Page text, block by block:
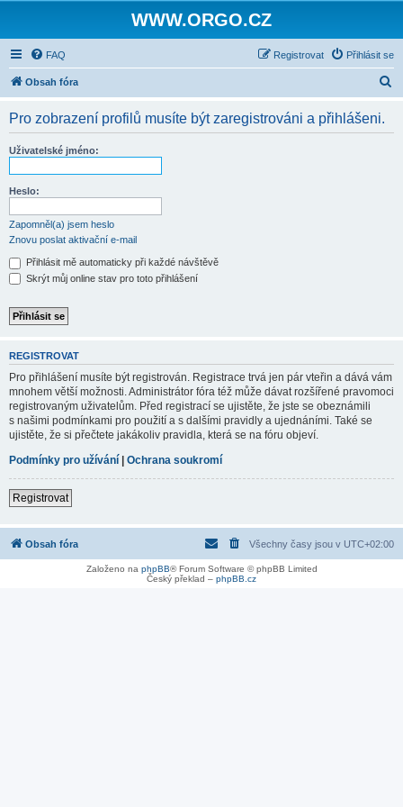
WWW.ORGO.CZ
FAQ Přihlásit se
Registrovat
Obsah fóra
Pro zobrazení profilů musíte být zaregistrováni a přihlášeni.
Uživatelské jméno:
Heslo:
Zapomněl(a) jsem heslo
Znovu poslat aktivační e-mail
Přihlásit mě automaticky při každé návštěvě
Skrýt můj online stav pro toto přihlášení
REGISTROVAT
Pro přihlášení musíte být registrován. Registrace trvá jen pár vteřin a dává vám
mnohem větší možnosti. Administrátor fóra též může dávat rozšířené pravomoci
registrovaným uživatelům. Před registrací se ujistěte, že jste se obeznámili
s našimi podmínkami pro použití a s dalšími pravidly a ujednáními. Také se
ujistěte, že si přečtete jakákoliv pravidla, která se na fóru objeví.
Podmínky pro užívání | Ochrana soukromí
Registrovat
Obsah fóra Všechny časy jsou v UTC+02:00
Založeno na phpBB® Forum Software © phpBB Limited
Český překlad – phpBB.cz